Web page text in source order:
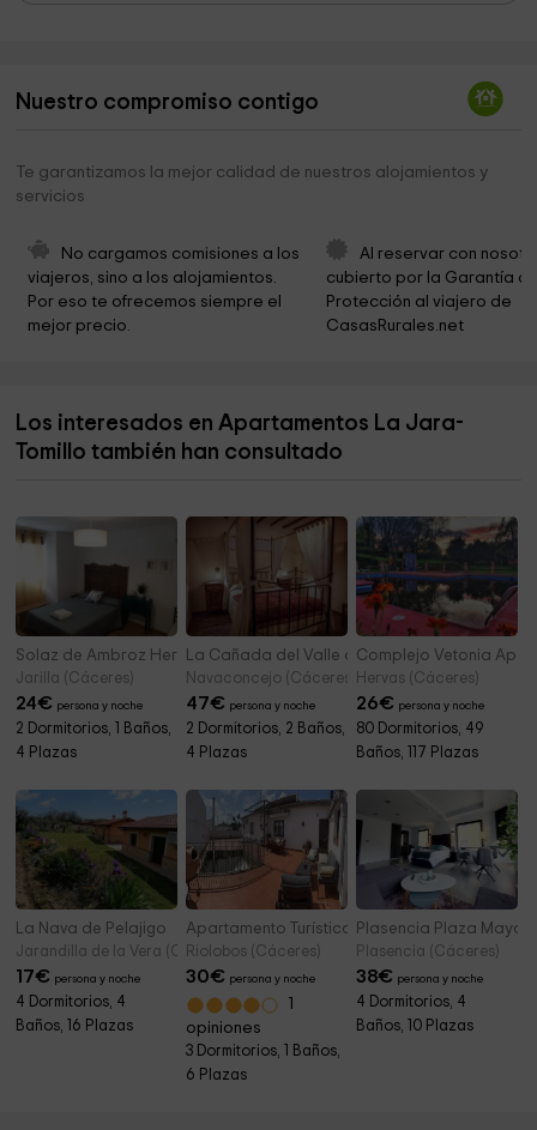
Merendero Belvis De Monroy 17,7 km
Ermita del Berrocal
Observatorio Astronómico Monfragüe
bird center
Centro Interpretación Arte Rupestre 18,3 km
Oficina deTurismo
Monfragüe
Nuestro compromiso contigo
Te garantizamos la mejor calidad de nuestros alojamientos y
servicios
No cargamos comisiones a los
viajeros, sino a los alojamientos.
Por eso te ofrecemos siempre el
mejor precio.
Al reservar con
cubierto por la Garantía
Protección al viajero de
CasasRurales.net
Los interesados en Apartamentos La Jara-
Tomillo también han consultado
Solaz de Ambroz Hervás
Jarilla (Cáceres)
24€ persona y noche
2 Dormitorios, 1 Baños,
4 Plazas
La Cañada del Valle del Jerte- Estudios
Navaconcejo (Cáceres)
47€ persona y noche
2 Dormitorios, 2 Baños,
4 Plazas
Complejo Vetonia
Hervas (Cáceres)
26€ persona y noche
80 Dormitorios, 49
Baños, 117 Plazas
La Nava de Pelajigo
Jarandilla de la Vera (Cáceres)
17€ persona y noche
4 Dormitorios, 4
Baños, 16 Plazas
Apartamento Turístico La Ribera
Riolobos (Cáceres)
30€ persona y noche
opiniones
3 Dormitorios, 1 Baños,
6 Plazas
Plasencia Plaza Mayor
Plasencia (Cáceres)
38€ persona y noche
4 Dormitorios, 4
Baños, 10 Plazas